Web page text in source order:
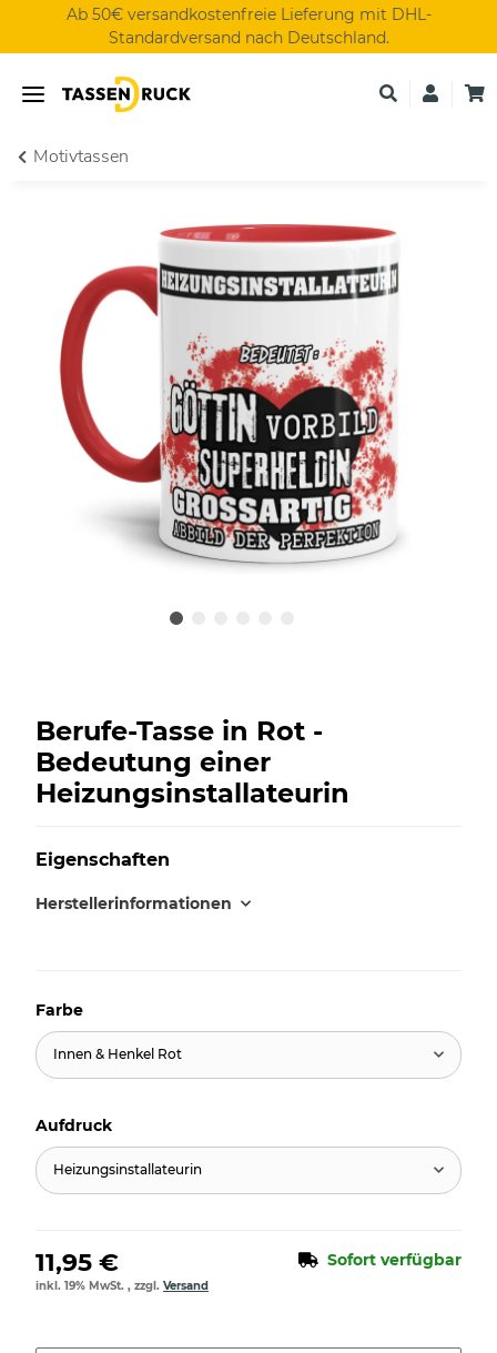
Ab 50€ versandkostenfreie Lieferung mit DHL-
Standardversand nach Deutschland.
Motivtassen
Berufe-Tasse in Rot -
Bedeutung einer
Heizungsinstallateurin
Eigenschaften
Herstellerinformationen
Farbe
Innen & Henkel Rot
Aufdruck
Heizungsinstallateurin
11,95 € Sofort verfügbar
inkl. 19% MwSt. , zzgl. Versand